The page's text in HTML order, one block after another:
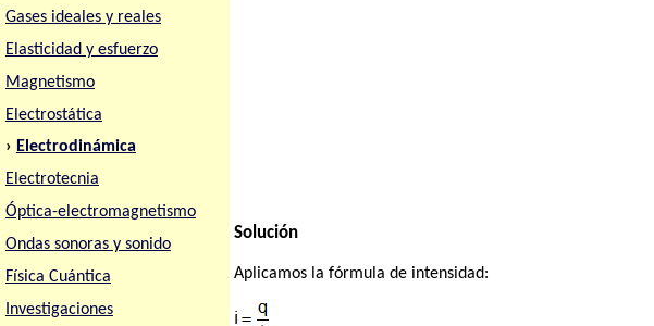
Gases ideales y reales
Elasticidad y esfuerzo
Magnetismo
Electrostática
› Electrodinámica
Electrotecnia
Óptica-electromagnetismo
Ondas sonoras y sonido
Física Cuántica
Investigaciones
Solución
Aplicamos la fórmula de intensidad: